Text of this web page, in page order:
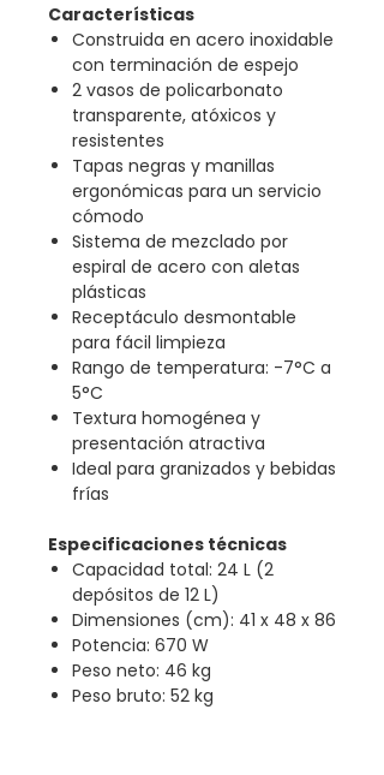
Características
Construida en acero inoxidable
con terminación de espejo
2 vasos de policarbonato
transparente, atóxicos y
resistentes
Tapas negras y manillas
ergonómicas para un servicio
cómodo
Sistema de mezclado por
espiral de acero con aletas
plásticas
Receptáculo desmontable
para fácil limpieza
Rango de temperatura: -7°C a
5°C
Textura homogénea y
presentación atractiva
Ideal para granizados y bebidas
frías
Especificaciones técnicas
Capacidad total: 24 L (2
depósitos de 12 L)
Dimensiones (cm): 41 x 48 x 86
Potencia: 670 W
Peso neto: 46 kg
Peso bruto: 52 kg